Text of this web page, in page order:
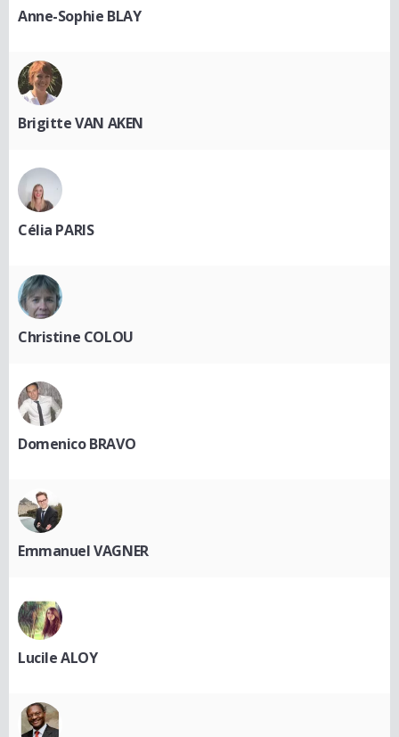
Anne-Sophie BLAY
Brigitte VAN AKEN
Célia PARIS
Christine COLOU
Domenico BRAVO
Emmanuel VAGNER
Lucile ALOY